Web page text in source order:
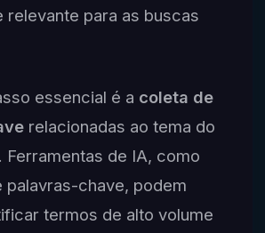
relevante para as buscas
essencial é a coleta de
relacionadas ao tema do
Ferramentas de IA, como
palavras-chave, podem
termos de alto volume